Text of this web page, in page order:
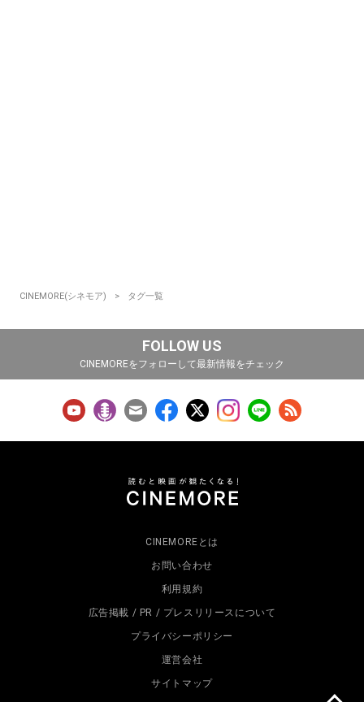
CINEMORE(シネモア) タグ一覧
FOLLOW US
CINEMOREをフォローして最新情報をチェック
CINEMOREとは
お問い合わせ
利用規約
広告掲載 / PR / プレスリリースについて
プライバシーポリシー
運営会社
サイトマップ